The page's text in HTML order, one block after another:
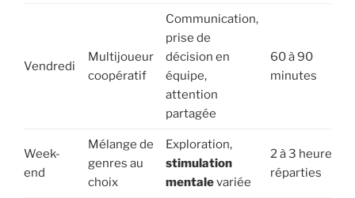
Vendredi
Multijoueur
coopératif
Communication,
prise de
décision en
équipe,
attention
partagée
60 à 90
minutes
Week-
end
Mélange de
genres au
choix
Exploration,
stimulation
mentalevariée
2 à 3 heures
réparties